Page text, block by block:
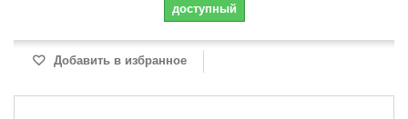
доступный
Добавить в избранное